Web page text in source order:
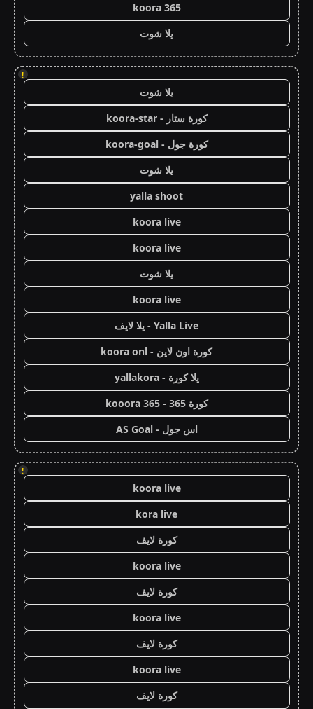
koora 365
يلا شوت
!
يلا شوت
كورة ستار - koora-star
كورة جول - koora-goal
يلا شوت
yalla shoot
koora live
koora live
يلا شوت
koora live
Yalla Live - يلا لايف
كورة اون لاين - koora onl
يلا كورة - yallakora
كورة 365 - kooora 365
اس جول - AS Goal
!
koora live
kora live
كورة لايف
koora live
كورة لايف
koora live
كورة لايف
koora live
كورة لايف